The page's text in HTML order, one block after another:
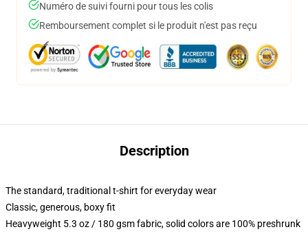
Numéro de suivi fourni pour tous les colis
Remboursement complet si le produit n'est pas reçu
Description
The standard, traditional t-shirt for everyday wear
Classic, generous, boxy fit
Heavyweight 5.3 oz / 180 gsm fabric, solid colors are 100% preshrunk